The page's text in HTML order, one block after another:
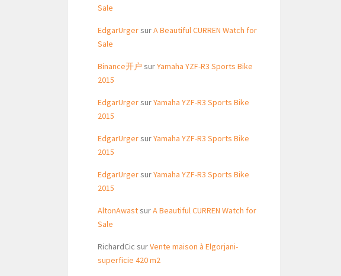
Sale
EdgarUrgersurA Beautiful CURREN Watch for
Sale
Binance开户 surYamaha YZF-R3 Sports Bike
2015
EdgarUrgersurYamaha YZF-R3 Sports Bike
2015
EdgarUrgersurYamaha YZF-R3 Sports Bike
2015
EdgarUrgersurYamaha YZF-R3 Sports Bike
2015
AltonAwastsurA Beautiful CURREN Watch for
Sale
RichardCic surVente maison à Elgorjani-
superficie 420 m2